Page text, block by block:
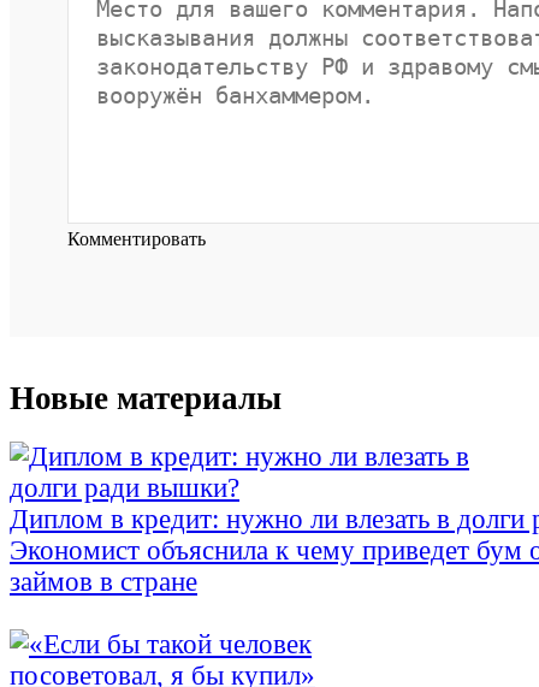
Комментировать
Новые материалы
Диплом в кредит: нужно ли влезать в
Экономист объяснила к чему приведет бум
займов в стране